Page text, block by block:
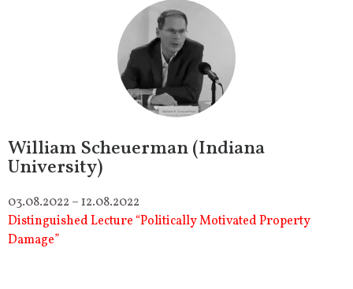
William Scheuerman (Indiana
University)
03.08.2022 – 12.08.2022
Distinguished Lecture “Politically Motivated Property
Damage”